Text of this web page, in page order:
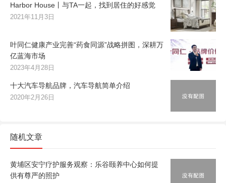
Harbor House丨与TA一起，找到居住的好感觉
2021年11月3日
叶同仁健康产业完善“药食同源”战略拼图，深耕万
亿蓝海市场
2023年4月28日
十大汽车导航品牌，汽车导航简单介绍
2020年2月26日
随机文章
黄埔区安宁疗护服务观察：乐谷颐养中心如何提
供有尊严的照护